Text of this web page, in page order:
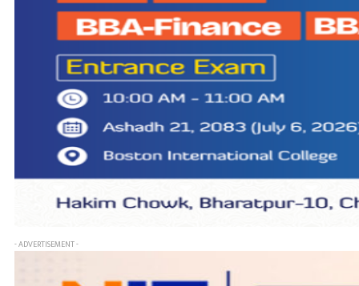
- ADVERTISEMENT -